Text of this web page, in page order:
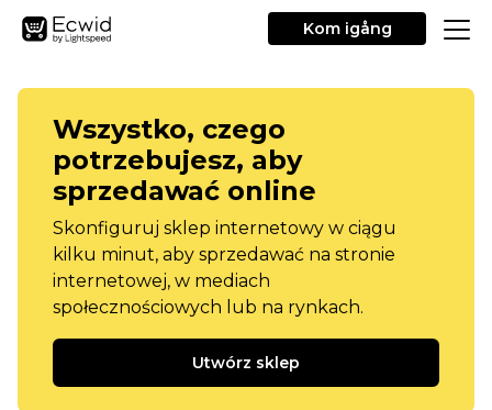
Kom igång
Wszystko, czego
potrzebujesz, aby
sprzedawać online
Skonfiguruj sklep internetowy w ciągu
kilku minut, aby sprzedawać na stronie
internetowej, w mediach
społecznościowych lub na rynkach.
Utwórz sklep